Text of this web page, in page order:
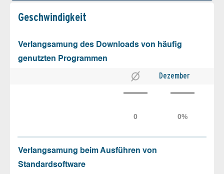
Geschw­indigkeit
Verlangsamung des Downloads von häufig
genutzten Programmen
Dezember
Verlangsamung beim Ausführen von
Standardsoftware